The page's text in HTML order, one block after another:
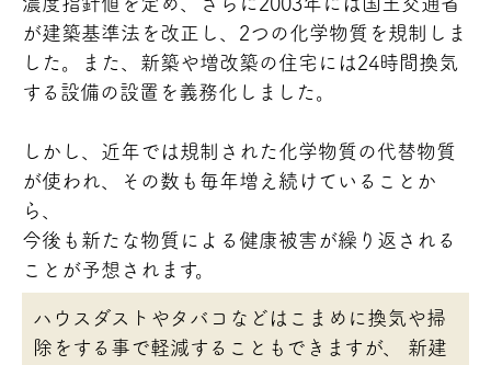
が建築基準法を改正し、2つの化学物質を規制しま
した。また、新築や増改築の住宅には24時間換気
する設備の設置を義務化しました。
しかし、近年では規制された化学物質の代替物質
が使われ、その数も毎年増え続けていることか
ら、
今後も新たな物質による健康被害が繰り返される
ことが予想されます。
ハウスダストやタバコなどはこまめに換気や掃
除をする事で軽減することもできますが、
新建